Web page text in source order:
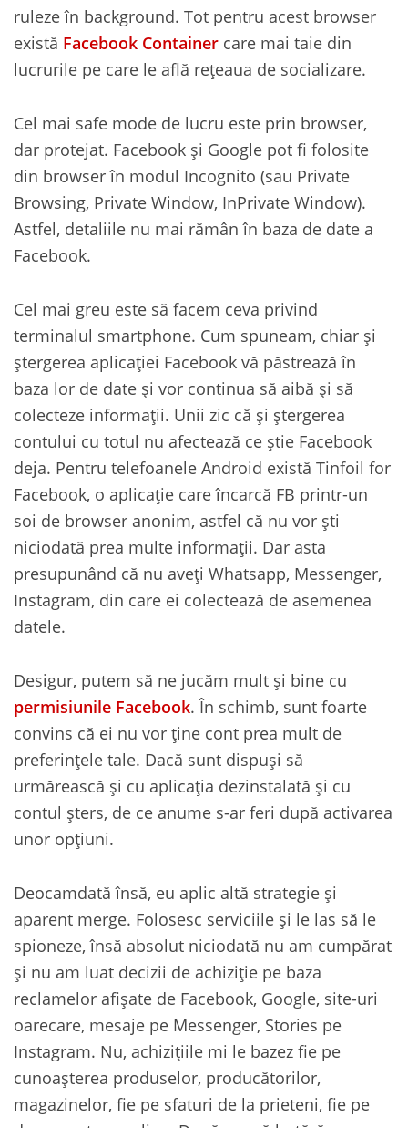
ruleze în background. Tot pentru acest browser
există Facebook Container care mai taie din
lucrurile pe care le află rețeaua de socializare.
Cel mai safe mode de lucru este prin browser,
dar protejat. Facebook și Google pot fi folosite
din browser în modul Incognito (sau Private
Browsing, Private Window, InPrivate Window).
Astfel, detaliile nu mai rămân în baza de date a
Facebook.
Cel mai greu este să facem ceva privind
terminalul smartphone. Cum spuneam, chiar și
ștergerea aplicației Facebook vă păstrează în
baza lor de date și vor continua să aibă și să
colecteze informații. Unii zic că și ștergerea
contului cu totul nu afectează ce știe Facebook
deja. Pentru telefoanele Android există Tinfoil for
Facebook, o aplicație care încarcă FB printr-un
soi de browser anonim, astfel că nu vor ști
niciodată prea multe informații. Dar asta
presupunând că nu aveți Whatsapp, Messenger,
Instagram, din care ei colectează de asemenea
datele.
Desigur, putem să ne jucăm mult și bine cu
permisiunile Facebook. În schimb, sunt foarte
convins că ei nu vor ține cont prea mult de
preferințele tale. Dacă sunt dispuși să
urmărească și cu aplicația dezinstalată și cu
contul șters, de ce anume s-ar feri după activarea
unor opțiuni.
Deocamdată însă, eu aplic altă strategie și
aparent merge. Folosesc serviciile și le las să le
spioneze, însă absolut niciodată nu am cumpărat
și nu am luat decizii de achiziție pe baza
reclamelor afișate de Facebook, Google, site-uri
oarecare, mesaje pe Messenger, Stories pe
Instagram. Nu, achizițiile mi le bazez fie pe
cunoașterea produselor, producătorilor,
magazinelor, fie pe sfaturi de la prieteni, fie pe